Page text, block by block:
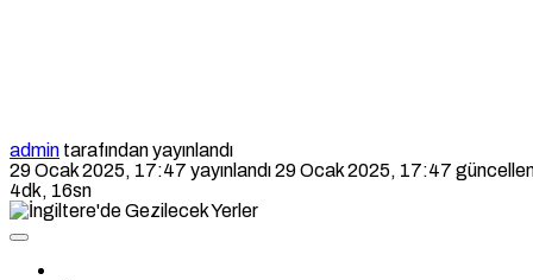
admin tarafından yayınlandı
29 Ocak 2025, 17:47 yayınlandı29 Ocak 2025, 17:47
4dk, 16sn